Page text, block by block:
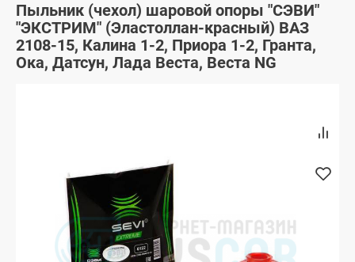
Пыльник (чехол) шаровой опоры "СЭВИ"
"ЭКСТРИМ" (Эластоллан-красный) ВАЗ
2108-15, Калина 1-2, Приора 1-2, Гранта,
Ока, Датсун, Лада Веста, Веста NG